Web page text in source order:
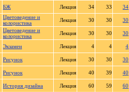
БЖ Лекция 34 33 34
Цветоведение и
колористика
Лекция 30 30 30
Цветоведение и
колористика
Лекция 30 30 30
Экзамен Лекция 4 4 4
Рисунок Лекция 30 30 30
Рисунок Лекция 40 39 40
История дизайна Лекция 60 59 60